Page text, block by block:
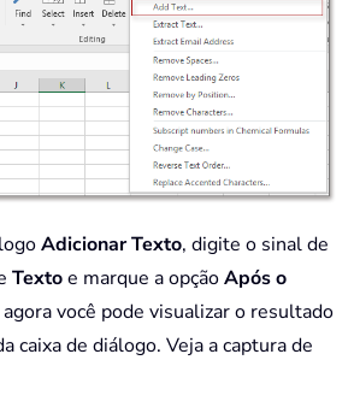
Adicionar Texto, digite o sinal de
Textoe marque a opçãoApós o
agora você pode visualizar o resultado
caixa de diálogo. Veja a captura de